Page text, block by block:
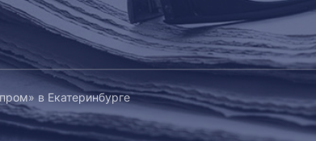
в Екатеринбурге